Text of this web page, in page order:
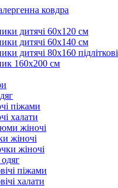
ковдра
дитячі 60х120 см
дитячі 60х140 см
дитячі 80х160 підліткові
160х200 см
піжами
халати
жіночі
жіночі
жіночі
піжами
халати